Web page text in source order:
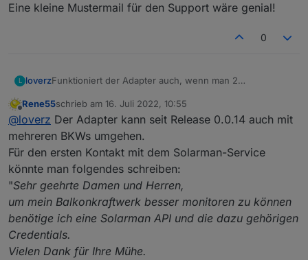
Eine kleine Mustermail für den Support wäre genial!
0
L loverzFunktioniert der Adapter auch, wenn man 2
Microwechselrichter hat.
Bei mir wären es:
1 Balkonkraftwerk mit 1x MI600
1 Balkonkraftwerk mit 2x MI300
könnte diese Konstellation funktionieren?
Habt ihr den Support logischerweise auf englisch
angeschrieben oder?
Brauchen die lediglich die Seriennummer vom
Wechselrichter um die Daten zu schicken?
Eine kleine Mustermail für den Support wäre genial!
Offline
Rene55schrieb am 16. Juli 2022, 10:55
zuletzt editiert von
@loverz Der Adapter kann seit Release 0.0.14 auch mit
mehreren BKWs umgehen.
Für den ersten Kontakt mit dem Solarman-Service
könnte man folgendes schreiben:
"Sehr geehrte Damen und Herren,
um mein Balkonkraftwerk besser monitoren zu können
benötige ich eine Solarman API und die dazu gehörigen
Credentials.
Vielen Dank für Ihre Mühe.